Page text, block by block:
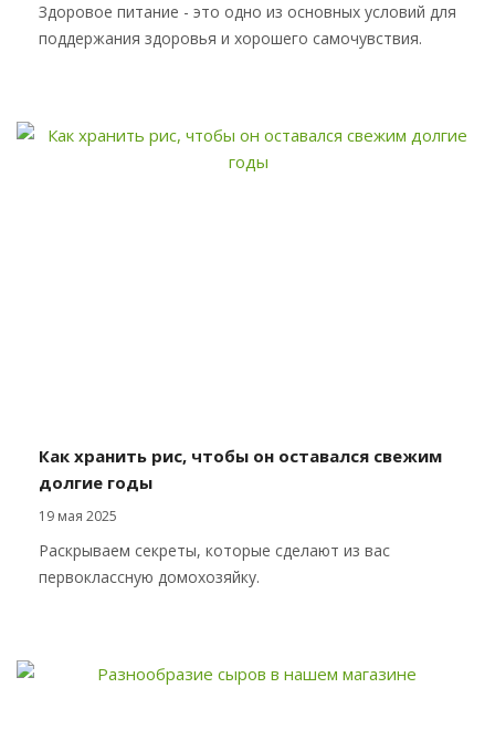
Здоровое питание - это одно из основных условий для
поддержания здоровья и хорошего самочувствия.
Как хранить рис, чтобы он оставался свежим
долгие годы
19 мая 2025
Раскрываем секреты, которые сделают из вас
первоклассную домохозяйку.